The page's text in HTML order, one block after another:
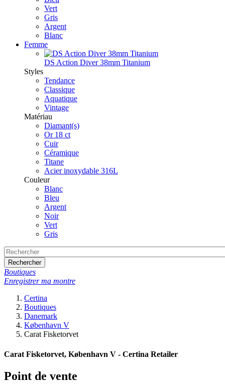
Vert
Gris
Argent
Blanc
Femme
DS Action Diver 38mm Titanium
Styles
Tendance
Classique
Aquatique
Vintage
Matériau
Diamant(s)
Or 18 ct
Cuir
Céramique
Titane
Acier inoxydable 316L
Couleur
Blanc
Bleu
Argent
Noir
Vert
Gris
Rechercher
Boutiques
Enregistrer ma montre
Certina
Boutiques
Danemark
København V
Carat Fisketorvet
Carat Fisketorvet, København V - Certina Retailer
Point de vente